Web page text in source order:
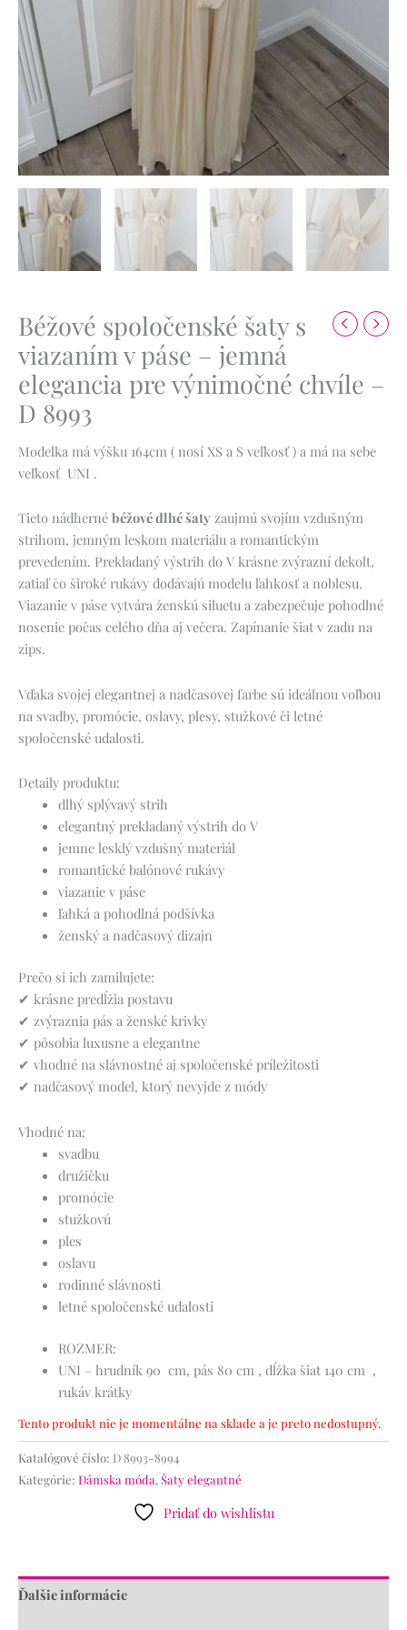
Béžové spoločenské šaty s
viazaním v páse – jemná
elegancia pre výnimočné chvíle –
D 8993
Modelka má výšku 164cm ( nosí XS a S veľkosť ) a má na sebe
veľkosť UNI .
Tieto nádherné béžové dlhé šaty zaujmú svojím vzdušným
strihom, jemným leskom materiálu a romantickým
prevedením. Prekladaný výstrih do V krásne zvýrazní dekolt,
zatiaľ čo široké rukávy dodávajú modelu ľahkosť a noblesu.
Viazanie v páse vytvára ženskú siluetu a zabezpečuje pohodlné
nosenie počas celého dňa aj večera. Zapínanie šiat v zadu na
zips.
Vďaka svojej elegantnej a nadčasovej farbe sú ideálnou voľbou
na svadby, promócie, oslavy, plesy, stužkové či letné
spoločenské udalosti.
Detaily produktu:
dlhý splývavý strih
elegantný prekladaný výstrih do V
jemne lesklý vzdušný materiál
romantické balónové rukávy
viazanie v páse
ľahká a pohodlná podšívka
ženský a nadčasový dizajn
Prečo si ich zamilujete:
✔ krásne predĺžia postavu
✔ zvýraznia pás a ženské krivky
✔ pôsobia luxusne a elegantne
✔ vhodné na slávnostné aj spoločenské príležitosti
✔ nadčasový model, ktorý nevyjde z módy
Vhodné na:
svadbu
družičku
promócie
stužkovú
ples
oslavu
rodinné slávnosti
letné spoločenské udalosti
ROZMER:
UNI – hrudník 90 cm, pás 80 cm , dĺžka šiat 140 cm ,
rukáv krátky
Tento produkt nie je momentálne na sklade a je preto nedostupný.
Katalógové číslo: D 8993-8994
Kategórie: Dámska móda,Šaty elegantné
Pridať do wishlistu
Ďalšie informácie